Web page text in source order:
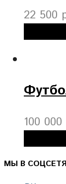
22 500
100
МЫ В